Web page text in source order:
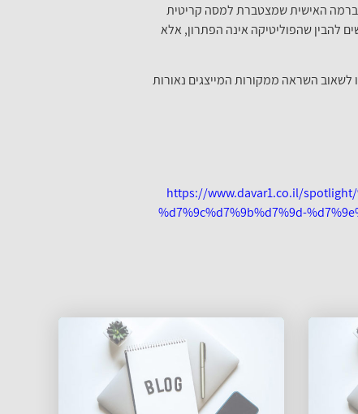
ברמה האישית שמצטברת למסה קריטית
להבין שהפוליטיקה אינה הפתרון, אלא
לשאוב השראה ממקורות המייצגים נאורות
https://www.davar1.co.il/spotlight/
%d7%9c%d7%9b%d7%9d-